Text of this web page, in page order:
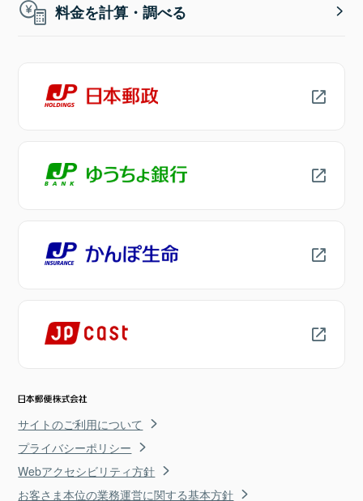
料金を計算・調べる
サイトのご利用について
プライバシーポリシー
Webアクセシビリティ方針
お客さま本位の業務運営に関する基本方針